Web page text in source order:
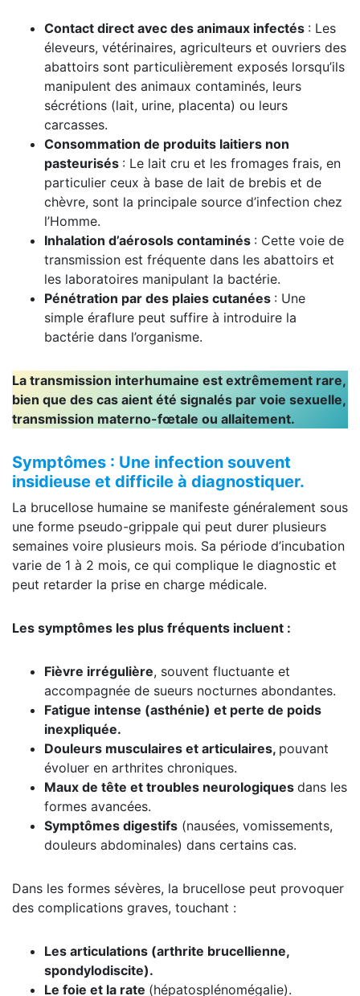
Contact direct avec des animaux infectés : Les
éleveurs, vétérinaires, agriculteurs et ouvriers des
abattoirs sont particulièrement exposés lorsqu’ils
manipulent des animaux contaminés, leurs
sécrétions (lait, urine, placenta) ou leurs
carcasses.
Consommation de produits laitiers non
pasteurisés : Le lait cru et les fromages frais, en
particulier ceux à base de lait de brebis et de
chèvre, sont la principale source d’infection chez
l’Homme.
Inhalation d’aérosols contaminés : Cette voie de
transmission est fréquente dans les abattoirs et
les laboratoires manipulant la bactérie.
Pénétration par des plaies cutanées : Une
simple éraflure peut suffire à introduire la
bactérie dans l’organisme.
La transmission interhumaine est extrêmement rare,
bien que des cas aient été signalés par voie sexuelle,
transmission materno-fœtale ou allaitement.
Symptômes : Une infection souvent
insidieuse et difficile à diagnostiquer.
La brucellose humaine se manifeste généralement sous
une forme pseudo-grippale qui peut durer plusieurs
semaines voire plusieurs mois. Sa période d’incubation
varie de 1 à 2 mois, ce qui complique le diagnostic et
peut retarder la prise en charge médicale.
Les symptômes les plus fréquents incluent :
Fièvre irrégulière, souvent fluctuante et
accompagnée de sueurs nocturnes abondantes.
Fatigue intense (asthénie) et perte de poids
inexpliquée.
Douleurs musculaires et articulaires, pouvant
évoluer en arthrites chroniques.
Maux de tête et troubles neurologiques dans les
formes avancées.
Symptômes digestifs (nausées, vomissements,
douleurs abdominales) dans certains cas.
Dans les formes sévères, la brucellose peut provoquer
des complications graves, touchant :
Les articulations (arthrite brucellienne,
spondylodiscite).
Le foie et la rate (hépatosplénomégalie).